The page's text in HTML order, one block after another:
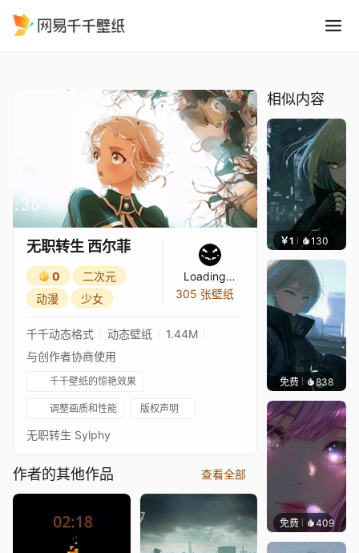
无职转生 西尔菲
0
二次元
动漫
少女
Loading…
305 张壁纸
千千动态格式 动态壁纸
1.44M
与创作者协商使用
千千壁纸的惊艳效果
调整画质和性能 版权声明
无职转生 Sylphy
作者的其他作品 查看全部
相似内容
￥1 130
免费 838辰东
免费 409辰东